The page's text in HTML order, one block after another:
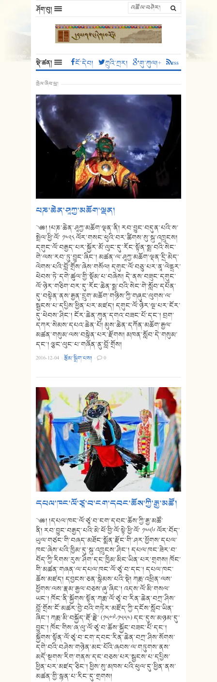
ཤོག་བུ།
སྡེ་ཚན། ངོ་དེབ། ཀྲུའི་ཀྲར། གུ་ཀུལ།+ rss
སྤེལ་ཞིབ་ཕྲ།
པཎ་ཆེན་ཤཱཀྱ་མཆོག་ལྡན།
༄༅། །པཎ་ཆེན་ཤཱཀྱ་མཆོག་ལྡན་ནི། རབ་བྱུང་བདུན་པའི་ས་
སྤྲེལ་ཕྱི་ལོ་ ༡༤༢༨ ལོར་གསང་ཕུའི་བར་ཚིགས་སུ་སྐུ་འཁྲུངས།
དགུང་ལོ་བརྒྱད་པར་སྐྱོར་མོ་ལུང་དུ་རོང་སྟོན་སྨྲ་བའི་སེང་
གེ་ལས་རབ་ཏུ་བྱུང་ཞིང༌། མཚན་ལ་ཤཱཀྱ་མཆོག་ལྡན་དྲི་མེད་
ལེགས་པའི་བློ་གྲོས་ཞེས་གསོལ། དགུང་ལོ་བཅུ་པར་ནཱ་ལེནྡྲར་
ཕེབས་ཏེ་དགེ་ཚུལ་གྱི་སྡོམ་པ་བཞེས། དེ་ནས་བཟུང་དགུང་
ལོ་ཉེར་གཅིག་བར་དུ་རོང་ཆེན་སྨྲ་བའི་སེང་གེ་སློབ་དཔོན་
དུ་བསྟེན་ནས་རྒྱན་དྲུག་མཆོག་གཉིས་ཀྱི་གཞུང་ལུགས་ལ་
སྦྱངས་པ་དཔྱིས་ཕྱིན་པར་མཛད། དགུང་ལོ་ཉེར་ལྔ་པར་ངོར་
དུ་ཕེབས་ཤིང༌། ངོར་ཆེན་ཀུན་དགའ་བཟང་པོ་དང་། བྲག་
དཀར་སེམས་དཔའ་ཆེན་པོ། མུས་ཆེན་དཀོན་མཆོག་རྒྱལ་
མཚན་གསུམ་ལས་བསྙེན་པར་རྫོགས། མཁན་སློབ་དེ་གསུམ་
དང༌། ལྕང་ལུང་པ་གཞོན་ནུ་བློ་གྲོས།
2016-12-04 ·རྩོམ་སྒྲིག་པས། · 0
དཔལ་ཁང་ལོ་ཙཱ་བ་ངག་དབང་ཆོས་ཀྱི་རྒྱ་མཚོ།
༄༅། །དཔལ་ཁང་ལོ་ཙཱ་བ་ངག་དབང་ཆོས་ཀྱི་རྒྱ་མཚོ་
ནི། རབ་བྱུང་བརྒྱད་པའི་མེ་ཕོ་བྱི་ལོ་སྟེ་ཕྱི་ལོ་ ༡༤༥༦ ལོར་བོད་
ཡུལ་གཙང་གི་བཞད་མཐོང་སྨོན་རྫོང་གི་ཤར་ཕྱོགས་དཔལ་
ཁང་ཞེས་པའི་ཁྱིམ་དུ་སྐུ་འཁྲུངས་ཤིང་། དཔལ་ཁང་ཟེར་བ་
བོད་ཀྱི་རིགས་རུས་ཤིག་དང་ཁྱིམ་མིང་ཡིན་པར་གྲགས། ཁོང་
གི་མཚན་གཞན་ལ་དཔལ་ཁང་ལོ་ཙཱ་བ་དང༌། དཔལ་ཁང་
ཆོས་མཛད། དབྱངས་ཅན་སྙེམས་པའི་སྡེ། ཀརྨ་འཕྲིན་ལས་
ཕྱོགས་ལས་རྣམ་རྒྱལ་བཅས་ཞུ་ཞིང་། འདས་ལོ་མི་གསལ་
ཡང༌། ཁོང་ནི་སྐྱོགས་སྟོན་ཀརྨ་ལོ་ཙཱ་བ་རིན་ཆེན་བཀྲ་ཤིས་
བློ་གྲོས་ངོ་མཚར་བྱེ་བའི་གཏེར་མཛོད་ཀྱི་དངོས་སློབ་ཡིན་
ཞིང་། ཀརྨ་མི་བསྐྱོད་རྡོ་རྗེ་ (༡༥༠༧-༡༥༥༤) དང་དུས་མཉམ་དུ་
བྱུང་། ཁོང་གིས་ཞ་ལུ་ལོ་ཙཱ་བ་ཆོས་སྐྱོང་བཟང་པོ་དང༌།
སྐྱོགས་སྟོན་ལོ་ཙཱ་བ་ངག་དབང་རིན་ཆེན་བཀྲ་ཤིས་སོགས་
དགེ་བའི་བཤེས་གཉེན་མང་པོའི་ཞབས་ལ་གཏུགས་ནས་
མདོ་སྔགས་རིག་གནས་དང་བཅས་པར་སྦྱངས་པ་དཔྱིས་
ཕྱིན་པར་མཛད་ཅིང་། ཕྱིས་སུ་མཁས་པའི་ཕུལ་དུ་ཕྱིན་ནས་
མཚན་གྱི་སྙན་པ་རིང་དུ་གྲགས།